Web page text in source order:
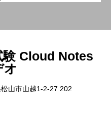
験 Cloud Notes
オ
山市山越1-2-27 202